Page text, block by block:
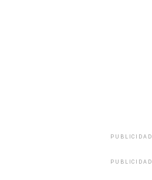
PUBLICIDAD
PUBLICIDAD